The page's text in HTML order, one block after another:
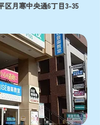
区月寒中央通6丁目3-35